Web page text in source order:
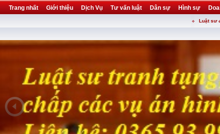
Trang nhất Giới thiệu Dịch Vụ Tư vấn luật Dân sự Hình sự
Luật sư